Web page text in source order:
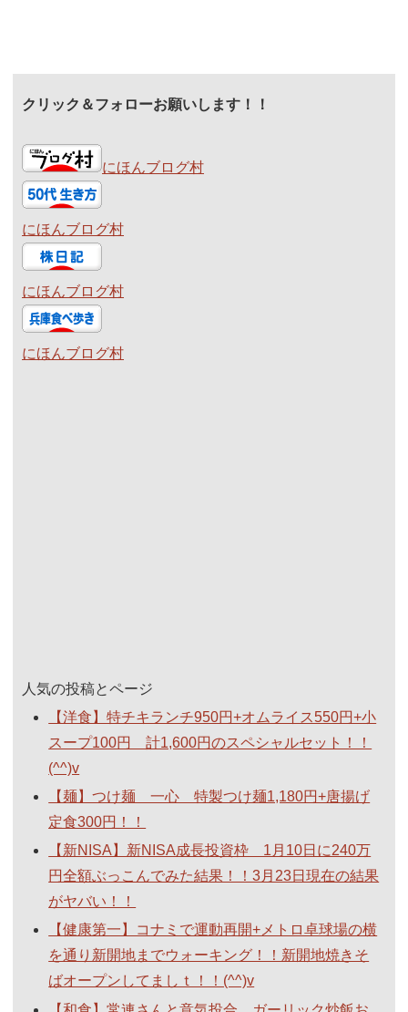
クリック＆フォローお願いします！！
にほんブログ村
にほんブログ村
にほんブログ村
にほんブログ村
人気の投稿とページ
【洋食】特チキランチ950円+オムライス550円+小
スープ100円 計1,600円のスペシャルセット！！
(^^)v
【麺】つけ麺 一心 特製つけ麺1,180円+唐揚げ
定食300円！！
【新NISA】新NISA成長投資枠 1月10日に240万
円全額ぶっこんでみた結果！！3月23日現在の結果
がヤバい！！
【健康第一】コナミで運動再開+メトロ卓球場の横
を通り新開地までウォーキング！！新開地焼きそ
ばオープンしてましｔ！！(^^)v